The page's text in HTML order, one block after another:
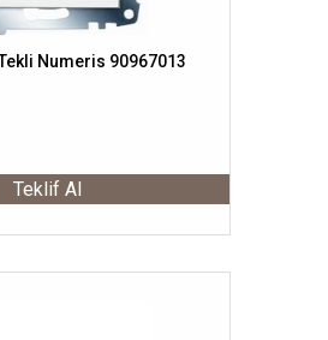
Numeris 90967013
Teklif Al